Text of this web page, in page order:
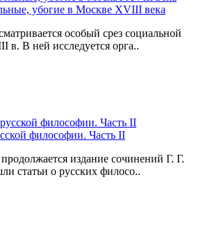
убогие в Москве XVIII века
особый срез социальной
в. В ней исследуется орга..
философии. Часть II
издание сочинений Г. Г.
статьи о русских филосо..